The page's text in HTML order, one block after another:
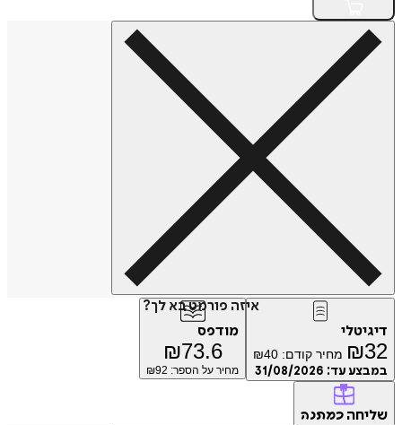
איזה פורמט בא לך?
דיגיטלי
₪32 מחיר קודם: ₪40
במבצע עד: 31/08/2026
מודפס
₪73.6
מחיר על הספר: ₪ 92
שליחה כמתנה